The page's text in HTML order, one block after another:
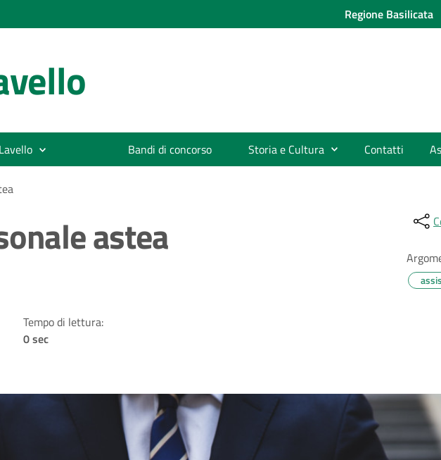
Regione Basilicata
Bandi di concorso Storia e Cultura Contatti
astea
Tempo di lettura:
0 sec